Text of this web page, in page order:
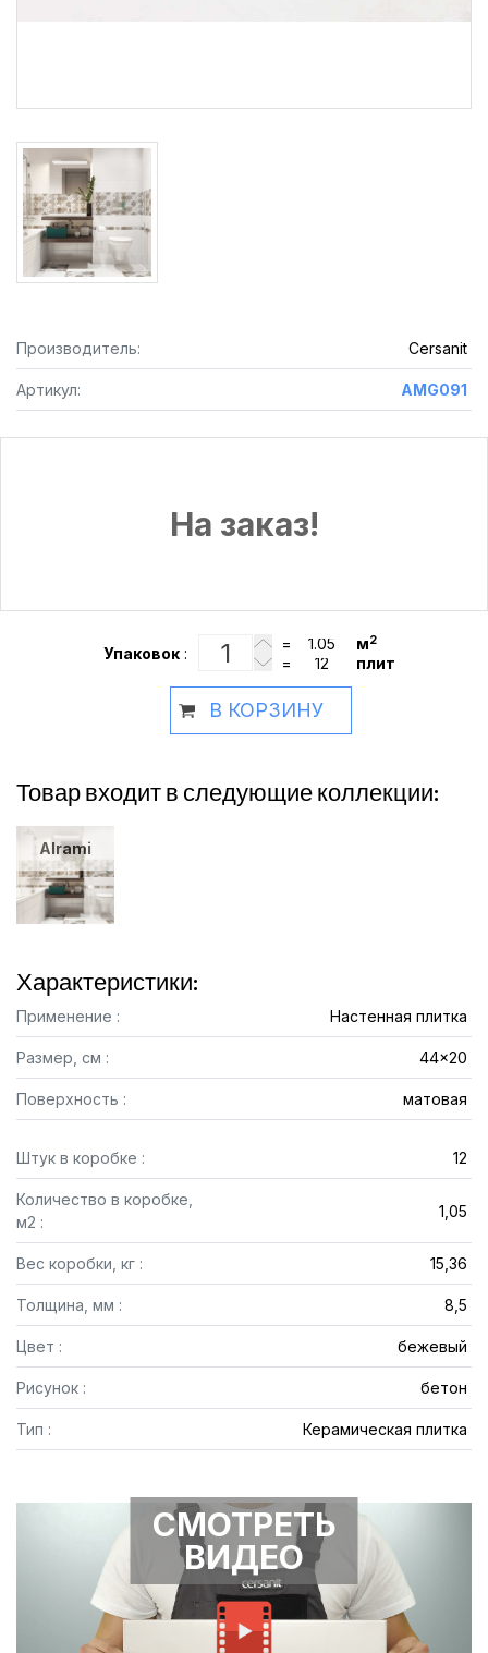
Производитель: Cersanit
Артикул: AMG091
На заказ!
Упаковок :
= м2
= плит
В КОРЗИНУ
Товар входит в следующие коллекции:
Alrami
Характеристики:
Применение : Настенная плитка
Размер, см : 44x20
Поверхность : матовая
Штук в коробке : 12
Количество в коробке,
м2 :
1,05
Вес коробки, кг : 15,36
Толщина, мм : 8,5
Цвет : бежевый
Рисунок : бетон
Тип : Керамическая плитка
СМОТРЕТЬ
ВИДЕО